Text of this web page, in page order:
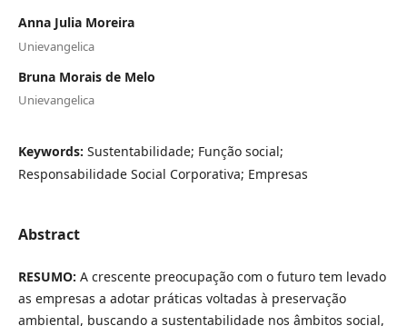
Anna Julia Moreira
Unievangelica
Bruna Morais de Melo
Unievangelica
Keywords: Sustentabilidade; Função social;
Responsabilidade Social Corporativa; Empresas
Abstract
RESUMO: A crescente preocupação com o futuro tem levado
as empresas a adotar práticas voltadas à preservação
ambiental, buscando a sustentabilidade nos âmbitos social,